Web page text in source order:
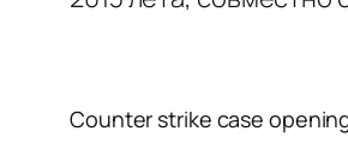
Counter strike case